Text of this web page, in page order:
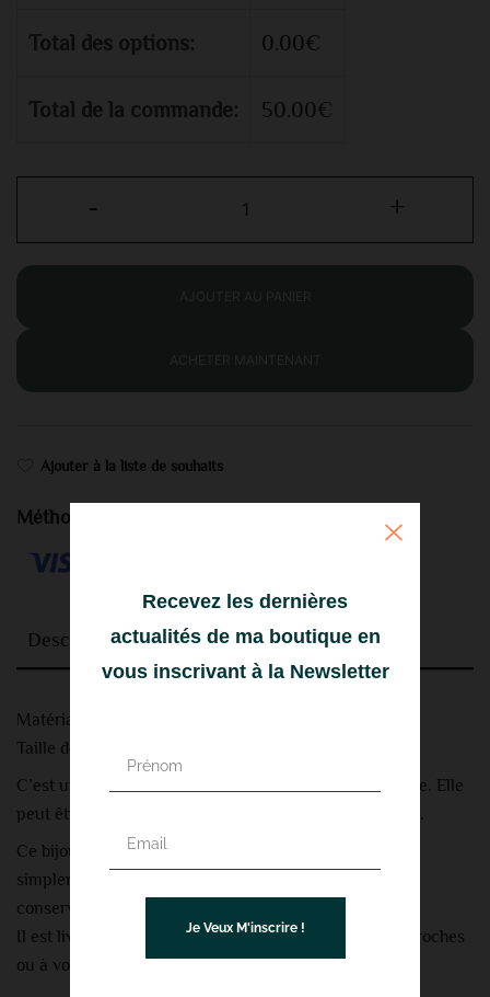
Total des options: 0.00€
Total de la commande: 50.00€
- +
ACHETER MAINTENANT
Ajouter à la liste de souhaits
Méthodes de paiement
Description
Matériau : Argent sterling 925
Taille de la chaîne: 45 cm
C’est un accessoire parfait pour n’importe quelle tenue. Elle
peut être portée en combinaison avec d’autres colliers.
Ce bijou est facile à entretenir et à nettoyer. Utilisez
simplement un chiffon doux pour essuyer l’anneau et
conserver son éclat.
Il est livré dans une boîte cadeau prête à offrir à vos proches
ou à vous-même.
Recevez les dernières
actualités de ma boutique en
vous inscrivant à la Newsletter
Je Veux M'inscrire !